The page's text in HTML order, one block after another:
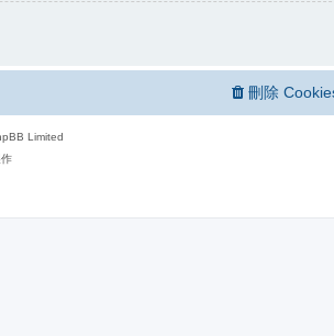
刪除
Limited